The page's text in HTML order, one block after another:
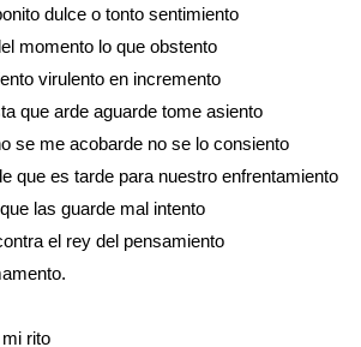
dulce o tonto sentimiento
momento lo que obstento
virulento en incremento
que arde aguarde tome asiento
se me acobarde no se lo consiento
que es tarde para nuestro enfrentamiento
las guarde mal intento
el rey del pensamiento
rito